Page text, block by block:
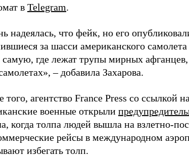
в Telegram.
надеялась, что фейк, но его
за шасси американского
где лежат трупы мирных афганцев,
– добавила Захарова.
того, агентство France Press со ссылкой
военные открыли
когда толпа людей вышла на взлетно-
рейсы в международном
избегать толп.